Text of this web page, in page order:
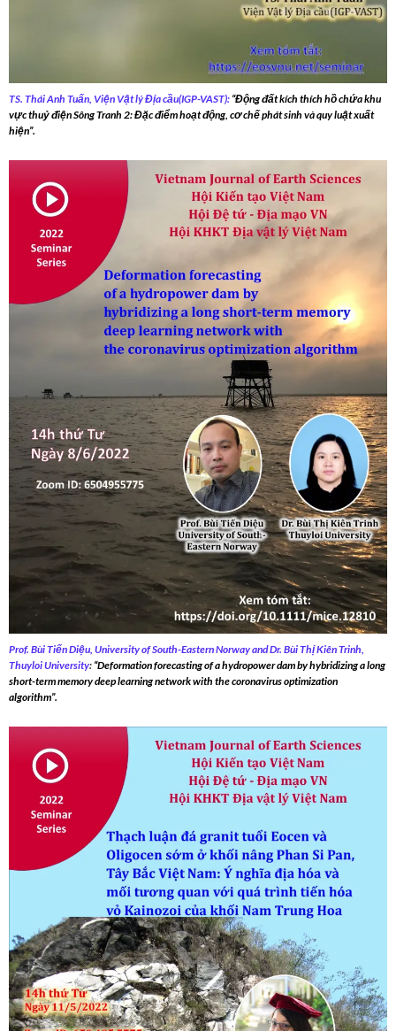
TS. Thái Anh Tuấn, Viện Vật lý Địa cầu(IGP-VAST): “Động đất kích thích hồ chứa khu
vực thuỷ điện Sông Tranh 2: Đặc điểm hoạt động, cơ chế phát sinh và quy luật xuất
hiện”.
Prof. Bùi Tiến Diệu, University of South-Eastern Norway and Dr. Bùi Thị Kiên Trinh,
Thuyloi University: “Deformation forecasting of a hydropower dam by hybridizing a long
short-term memory deep learning network with the coronavirus optimization
algorithm”.